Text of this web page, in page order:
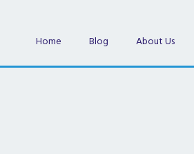
Home Blog About Us